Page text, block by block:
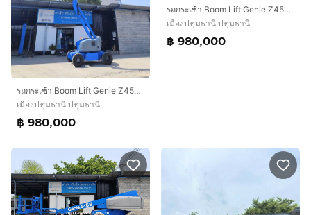
รถกระเช้า Boom Lift Genie Z45-25J
เมืองปทุมธานี ปทุมธานี
฿ 980,000
รถกระเช้า Boom Lift Genie Z45-25J
เมืองปทุมธานี ปทุมธานี
฿ 980,000